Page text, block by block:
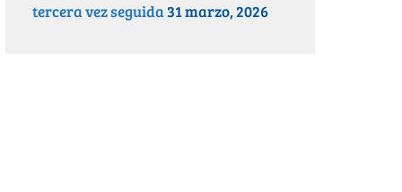
tercera vez seguida31 marzo, 2026